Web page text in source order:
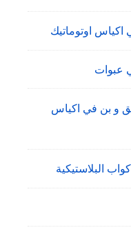
اكياس اوتوماتيك
عبوات
و بن في اكياس
البلاستيكية